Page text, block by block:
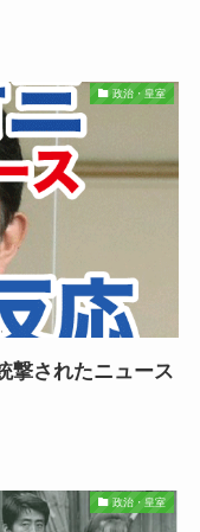
政治・皇室
撃されたニュース
政治・皇室